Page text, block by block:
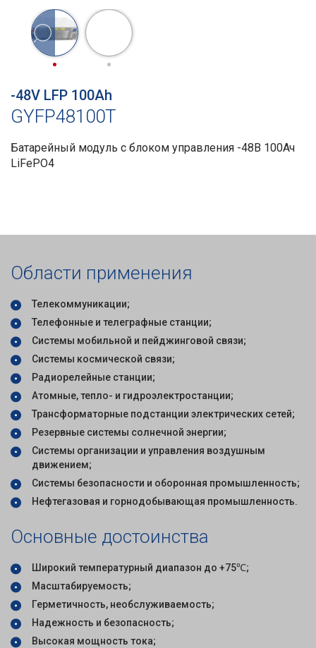
-48V LFP 100Ah
GYFP48100T
Батарейный модуль с блоком управления -48В 100Ач
LiFePO4
Области применения
Телекоммуникации;
Телефонные и телеграфные станции;
Системы мобильной и пейджинговой связи;
Системы космической связи;
Радиорелейные станции;
Атомные, тепло- и гидроэлектростанции;
Трансформаторные подстанции электрических сетей;
Резервные системы солнечной энергии;
Системы организации и управления воздушным
движением;
Системы безопасности и оборонная промышленность;
Нефтегазовая и горнодобывающая промышленность.
Основные достоинства
Широкий температурный диапазон до +75℃;
Масштабируемость;
Герметичность, необслуживаемость;
Надежность и безопасность;
Высокая мощность тока;